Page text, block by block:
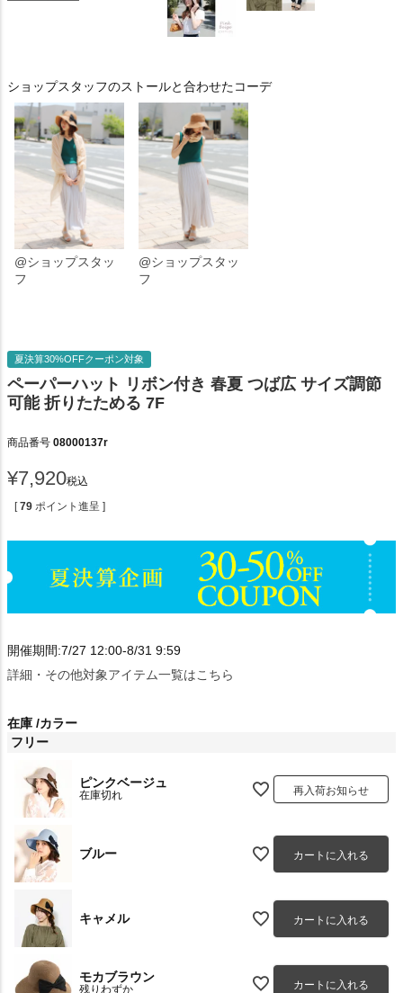
ショップスタッフのストールと合わせたコーデ
@ショップスタッ
フ
@ショップスタッ
フ
夏決算30%OFFクーポン対象
ペーパーハット リボン付き 春夏 つば広 サイズ調節
可能 折りたためる 7F
商品番号 08000137r
¥7,920税込
[ 79 ポイント進呈 ]
開催期間:7/27 12:00-8/31 9:59
詳細・その他対象アイテム一覧はこちら
在庫 カラー
フリー
ピンクベージュ
在庫切れ 再入荷お知らせ
ブルー カートに入れる
キャメル カートに入れる
モカブラウン
残りわずか カートに入れる